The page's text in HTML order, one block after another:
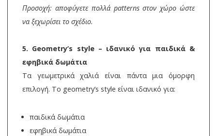
Προσοχή: αποφύγετε πολλά patterns στον χώρο ώστε
να ξεχωρίσει το σχέδιο.
5. Geometry’s style – ιδανικό για παιδικά &
εφηβικά δωμάτια
Τα γεωμετρικά χαλιά είναι πάντα μια όμορφη
επιλογή. Το geometry’s style είναι ιδανικό για:
παιδικά δωμάτια
εφηβικά δωμάτια